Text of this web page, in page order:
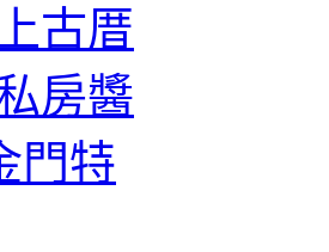
上古厝
房醬
門特